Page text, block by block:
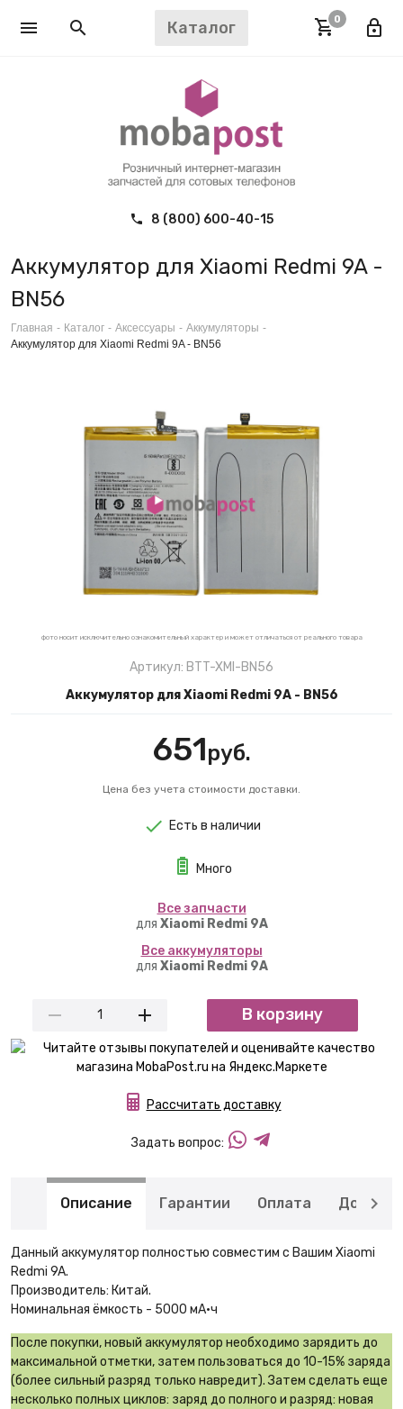
Каталог 0
8 (800) 600-40-15
Аккумулятор для Xiaomi Redmi 9A -
BN56
Главная - Каталог - Аксессуары - Аккумуляторы -
Аккумулятор для Xiaomi Redmi 9A - BN56
фото носит исключительно ознакомительный характер и может отличаться от реального товара
Артикул: BTT-XMI-BN56
Аккумулятор для Xiaomi Redmi 9A - BN56
651руб.
Цена без учета стоимости доставки.
Есть в наличии
Много
Вcе запчасти
для Xiaomi Redmi 9A
Вcе аккумуляторы
для Xiaomi Redmi 9A
В корзину
Рассчитать доставку
Задать вопрос:
Описание Гарантии Оплата
Данный аккумулятор полностью совместим с Вашим Xiaomi
Redmi 9A.
Производитель: Китай.
Номинальная ёмкость - 5000 мА·ч
После покупки, новый аккумулятор необходимо зарядить до
максимальной отметки, затем пользоваться до 10-15% заряда
(более сильный разряд только навредит). Затем сделать еще
несколько полных циклов: заряд до полного и разряд: новая